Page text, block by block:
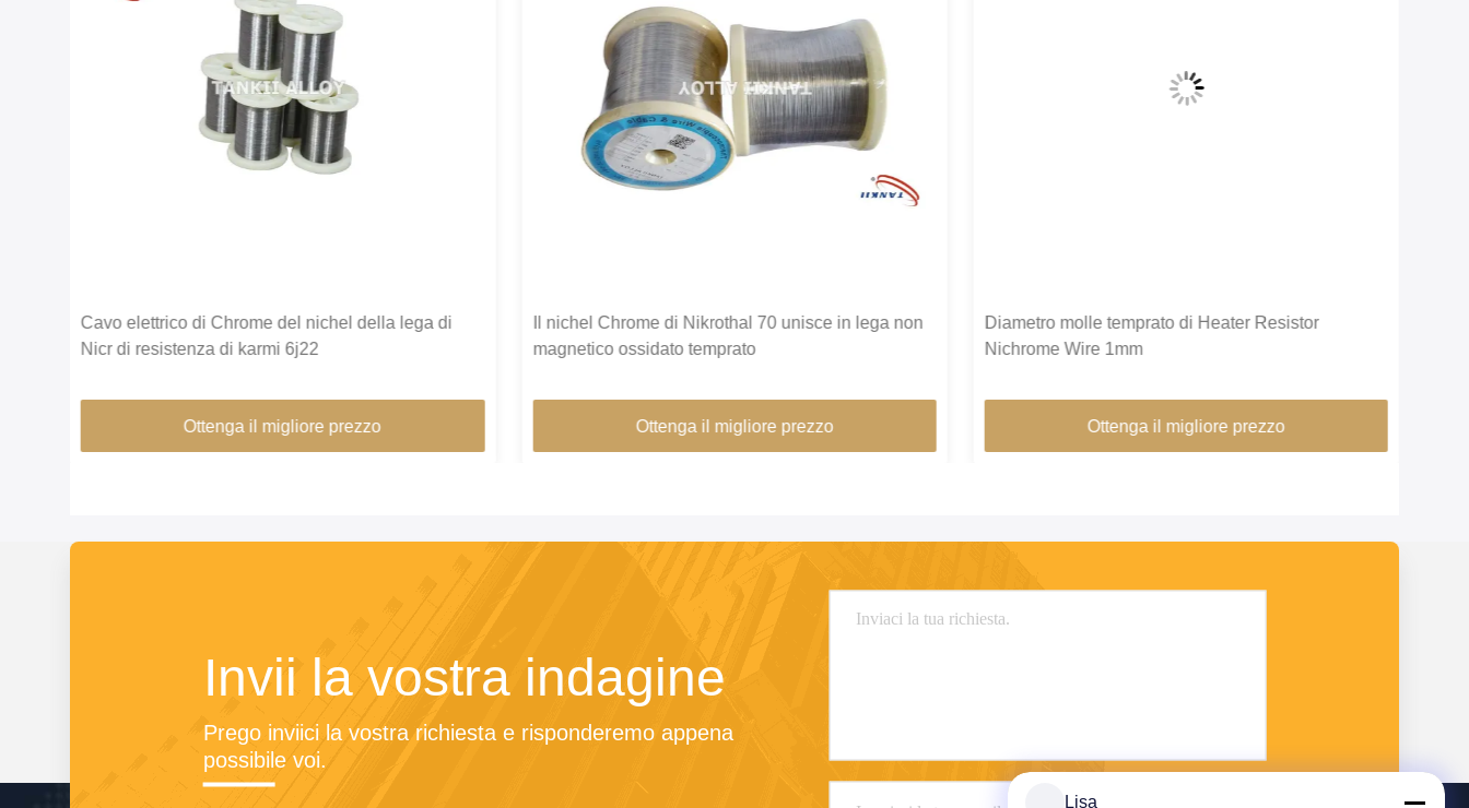
Cavo elettrico di Chrome del nichel della lega di
Nicr di resistenza di karmi 6j22
Ottenga il migliore prezzo
Il nichel Chrome di Nikrothal 70 unisce in lega non
magnetico ossidato temprato
Ottenga il migliore prezzo
Diametro molle temprato di Heater Resistor
Nichrome Wire 1mm
Ottenga il migliore prezzo
Invii la vostra indagine
Prego inviici la vostra richiesta e risponderemo appena
possibile voi.
Lisa